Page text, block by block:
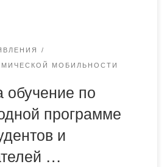
МОБИЛЬНОСТИ
обучение по
программе
и
…